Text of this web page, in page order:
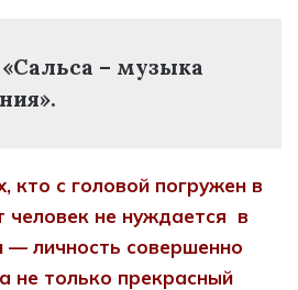
– музыка
кто с головой погружен в
человек не нуждается в
— личность совершенно
не только прекрасный